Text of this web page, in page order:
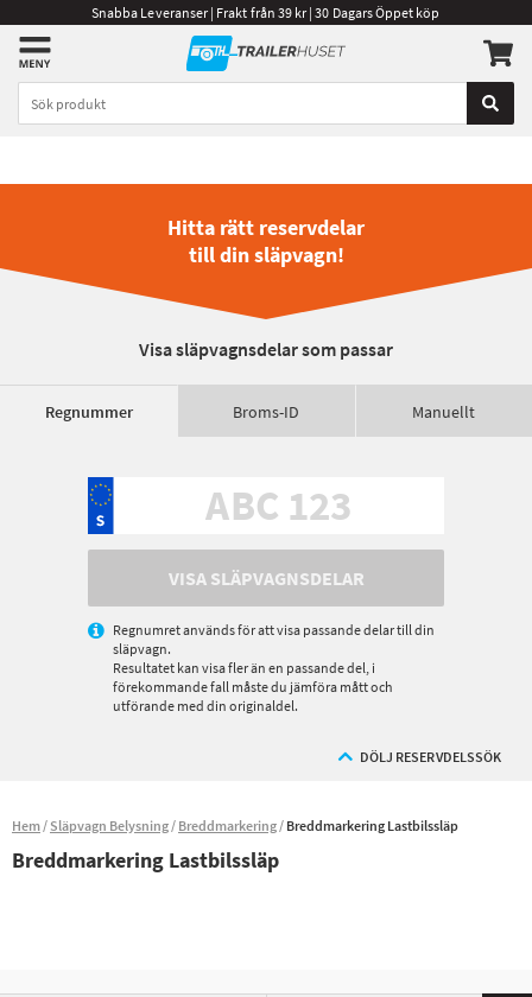
Snabba Leveranser | Frakt från 39 kr | 30 Dagars Öppet köp
Hitta rätt reservdelar
till din släpvagn!
Visa släpvagnsdelar som passar
Regnummer Broms-ID Manuellt
VISA SLÄPVAGNSDELAR
Regnumret används för att visa passande delar till din
släpvagn.
Resultatet kan visa fler än en passande del, i
förekommande fall måste du jämföra mått och
utförande med din originaldel.
DÖLJ RESERVDELSSÖK
Hem Släpvagn Belysning Breddmarkering Breddmarkering Lastbilssläp
Breddmarkering Lastbilssläp